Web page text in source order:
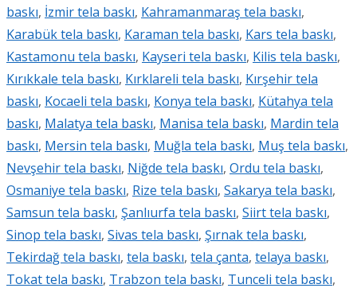
baskı, İzmir tela baskı, Kahramanmaraş tela baskı,
Karabük tela baskı, Karaman tela baskı, Kars tela baskı,
Kastamonu tela baskı, Kayseri tela baskı, Kilis tela baskı,
Kırıkkale tela baskı, Kırklareli tela baskı, Kırşehir tela
baskı, Kocaeli tela baskı, Konya tela baskı, Kütahya tela
baskı, Malatya tela baskı, Manisa tela baskı, Mardin tela
baskı, Mersin tela baskı, Muğla tela baskı, Muş tela baskı,
Nevşehir tela baskı, Niğde tela baskı, Ordu tela baskı,
Osmaniye tela baskı, Rize tela baskı, Sakarya tela baskı,
Samsun tela baskı, Şanlıurfa tela baskı, Siirt tela baskı,
Sinop tela baskı, Sivas tela baskı, Şırnak tela baskı,
Tekirdağ tela baskı, tela baskı, tela çanta, telaya baskı,
Tokat tela baskı, Trabzon tela baskı, Tunceli tela baskı,